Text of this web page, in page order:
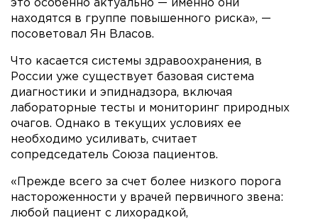
это особенно актуально — именно они
находятся в группе повышенного риска», —
посоветовал Ян Власов.
Что касается системы здравоохранения, в
России уже существует базовая система
диагностики и эпиднадзора, включая
лабораторные тесты и мониторинг природных
очагов. Однако в текущих условиях ее
необходимо усиливать, считает
сопредседатель Союза пациентов.
«Прежде всего за счет более низкого порога
настороженности у врачей первичного звена:
любой пациент с лихорадкой,